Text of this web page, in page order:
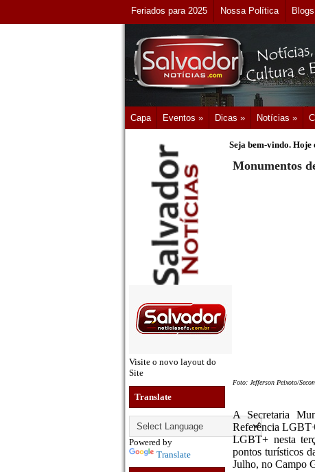
Feriados para 2025 Nossa Política Blogs
Capa Eventos » Dicas » Notícias »
Visite o novo layout do
Site
Translate
Powered by
Translate
Seja bem-vindo. Hoje
Monumentos
Foto: Jefferson Peixoto/
A Secretaria
Referência
LGBT+ nesta
pontos turísticos
Julho, no Campo